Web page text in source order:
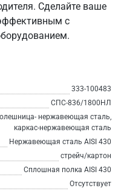
Сделайте ваше
с
333-100483
СПС-836/1800НЛ
нержавеющая сталь,
каркас-нержавеющая сталь
Нержавеющая сталь AISI 430
стрейч/картон
Сплошная полка AISI 430
Отсутствует